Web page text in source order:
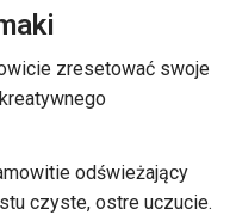
zresetować swoje
odświeżający
czyste, ostre uczucie.